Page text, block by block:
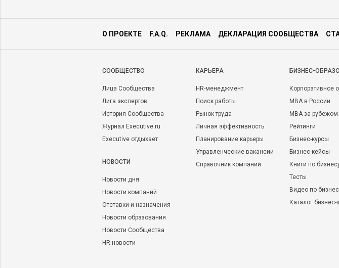
О ПРОЕКТЕ F.A.Q. РЕКЛАМА ДЕКЛАРАЦИЯ СООБЩЕСТВА
CООБЩЕСТВО
Лица Сообщества
Лига экспертов
История Сообщества
Журнал Executive.ru
Executive отдыхает
НОВОСТИ
Новости дня
Новости компаний
Отставки и назначения
Новости образования
Новости Сообщества
HR-новости
КАРЬЕРА
HR-менеджмент
Поиск работы
Рынок труда
Личная эффективность
Планирование карьеры
Управленческие вакансии
Справочник компаний
БИЗНЕС-
Корпоративное
MBA в России
MBA за рубежом
Рейтинги
Бизнес-курсы
Бизнес-кейсы
Книги по
Тесты
Видео по
Каталог бизнес-